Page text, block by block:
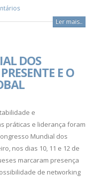
Ler mais..
DOS
E O
e
práticas e liderança foram
Mundial dos
nos dias 10, 11 e 12 de
marcaram presença
de networking